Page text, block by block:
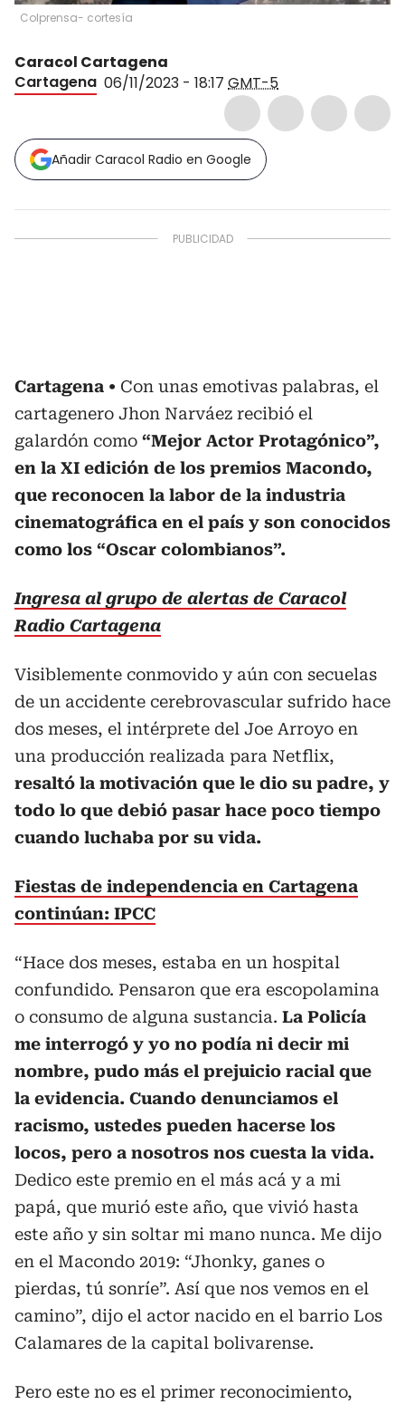
Colprensa- cortesía
Caracol Cartagena
Cartagena 06/11/2023 - 18:17 GMT-5
Añadir Caracol Radio en Google
Cartagena
Con unas emotivas palabras, el
cartagenero Jhon Narváez recibió el
galardón como “Mejor Actor Protagónico”,
en la XI edición de los premios Macondo,
que reconocen la labor de la industria
cinematográfica en el país y son conocidos
como los “Oscar colombianos”.
Ingresa al grupo de alertas de Caracol
Radio Cartagena
Visiblemente conmovido y aún con secuelas
de un accidente cerebrovascular sufrido hace
dos meses, el intérprete del Joe Arroyo en
una producción realizada para Netflix,
resaltó la motivación que le dio su padre, y
todo lo que debió pasar hace poco tiempo
cuando luchaba por su vida.
Fiestas de independencia en Cartagena
continúan: IPCC
“Hace dos meses, estaba en un hospital
confundido. Pensaron que era escopolamina
o consumo de alguna sustancia. La Policía
me interrogó y yo no podía ni decir mi
nombre, pudo más el prejuicio racial que
la evidencia. Cuando denunciamos el
racismo, ustedes pueden hacerse los
locos, pero a nosotros nos cuesta la vida.
Dedico este premio en el más acá y a mi
papá, que murió este año, que vivió hasta
este año y sin soltar mi mano nunca. Me dijo
en el Macondo 2019: “Jhonky, ganes o
pierdas, tú sonríe”. Así que nos vemos en el
camino”, dijo el actor nacido en el barrio Los
Calamares de la capital bolivarense.
Pero este no es el primer reconocimiento,